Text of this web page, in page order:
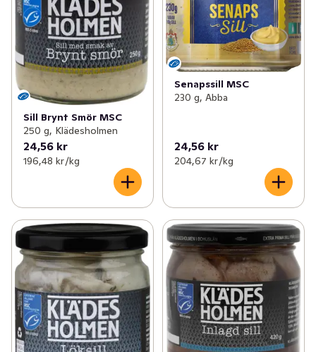
Sill Brynt Smör MSC
250 g, Klädesholmen
24,56 kr
196,48 kr /kg
Senapssill MSC
230 g, Abba
24,56 kr
204,67 kr /kg